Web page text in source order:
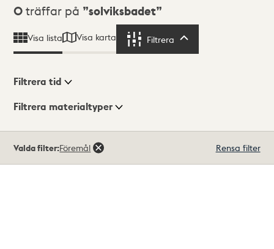
Sökresultat
0 träffar på solviksbadet
Visa lista Visa karta Filtrera
Visningsläge
Filtrera tid
Filtrera materialtyper
träffar
Valda filter:Föremål Rensa filter